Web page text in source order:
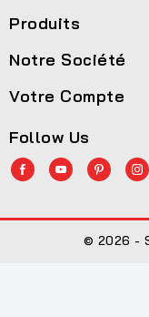
Produits
Notre Société
Votre Compte
Follow Us
© 2026 -